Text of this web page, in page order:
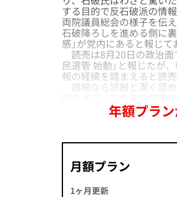
する目的で反石破派の情
両院議員総会の様子を伝え
石破降ろしを進める側に
感」が党内にあると報じ
読売は8月20日の政治
民選管 始動」と報じたが
報の経緯を踏まえると読
誤報なら誤報と潔く認
年額プラ
月額プラン
1ヶ月更新